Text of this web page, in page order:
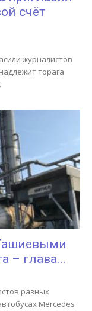
счёт
журналистов
торага
– глава...
разных
Mercedes